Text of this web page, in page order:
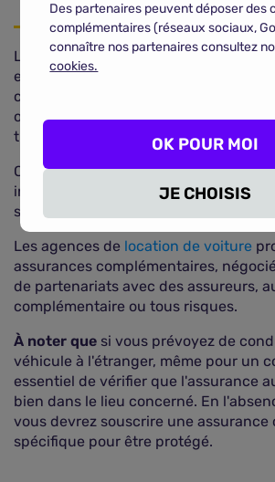
Lorsque vous louez une voiture, une
est automatiquement incluse dans le
comprend généralement la
obligatoire pour couvrir les
tiers.
Cependant, cette couverture de
insuffisante pour vous protéger
sinistre.
Les agences de location de voiture
assurances complémentaires,
de partenariats avec des assureurs,
complémentaire ou tous risques.
À noter que si vous prévoyez de
véhicule à l'étranger, même pour un
essentiel de vérifier que l'assurance
bien dans le lieu concerné. En
vous devrez souscrire une assurance
spécifique pour être protégé.
Des partenaires peuvent déposer des
complémentaires (réseaux sociaux,
connaître nos partenaires consultez
cookies.
JE CHOISIS
OK POUR MOI